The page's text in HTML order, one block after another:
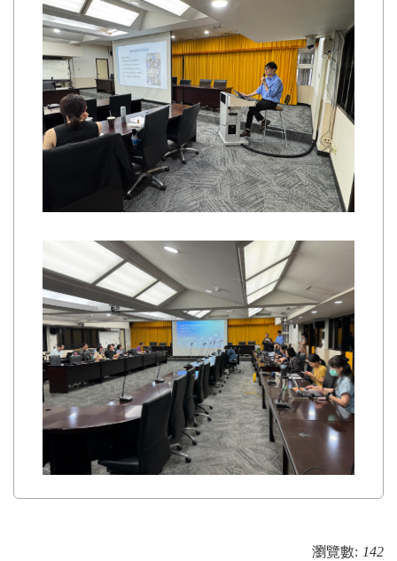
瀏覽數: 142